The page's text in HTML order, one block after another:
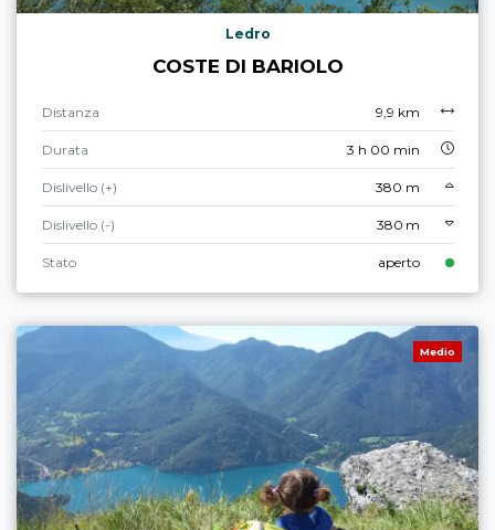
Ledro
COSTE DI BARIOLO
Distanza 9,9 km
Durata 3 h 00 min
Dislivello (+) 380 m
Dislivello (-) 380 m
Stato aperto
Medio